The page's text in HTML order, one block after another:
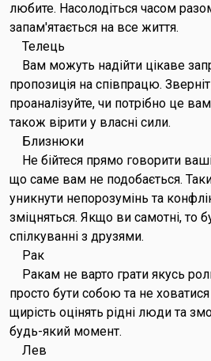
любите. Насолодіться часом
запам'ятається на все життя.
Телець
Вам можуть надійти цікаве
пропозиція на співпрацю.
проаналізуйте, чи потрібно це
також вірити у власні сили.
Близнюки
Не бійтеся прямо говорити
що саме вам не подобається.
уникнути непорозумінь та
зміцняться. Якщо ви самотні, то
спілкуванні з друзями.
Рак
Ракам не варто грати якусь
просто бути собою та не
щирість оцінять рідні люди та
будь-який момент.
Лев